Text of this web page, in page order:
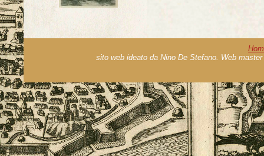
sito web ideato da Nino De Stefano. Web